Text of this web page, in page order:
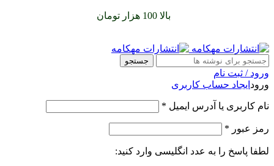
بالا 100 هزار تومان
جستجو
ورود / ثبت نام
ورود ایجاد حساب کاربری
نام کاربری یا آدرس ایمیل *
رمز عبور *
لطفا پاسخ را به عدد انگلیسی وارد کنید: